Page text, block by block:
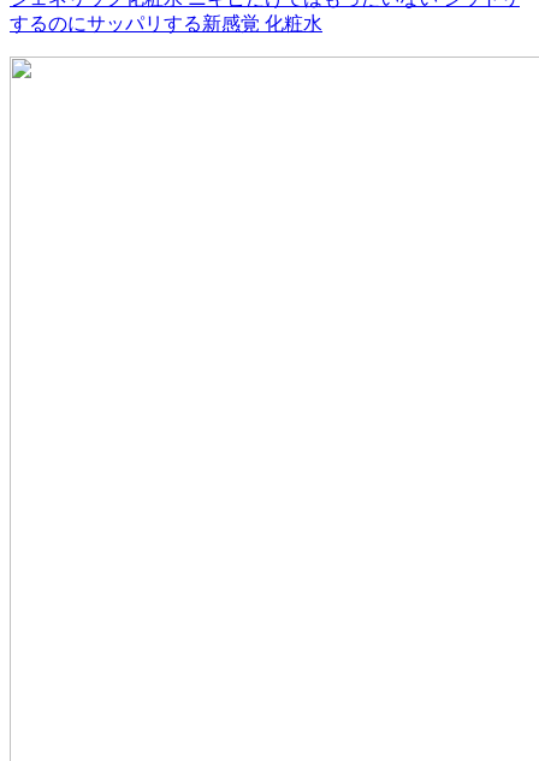
するのにサッパリする新感覚 化粧水